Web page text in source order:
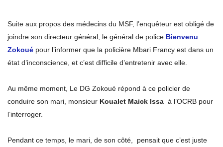
Suite aux propos des médecins du MSF, l’enquêteur est obligé de
joindre son directeur général, le général de police Bienvenu
Zokoué pour l’informer que la policière Mbari Francy est dans un
état d’inconscience, et c’est difficile d’entretenir avec elle.
Au même moment, Le DG Zokoué répond à ce policier de
conduire son mari, monsieur Koualet Maick Issa à l’OCRB pour
l’interroger.
Pendant ce temps, le mari, de son côté, pensait que c’est juste